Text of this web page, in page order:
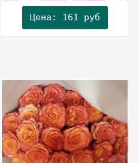
Цена: 161 руб